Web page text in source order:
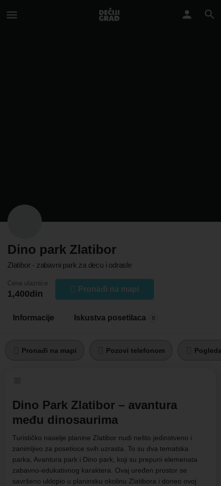
Dino park Zlatibor
Zlatibor - zabavni park za decu i odrasle
Cena ulaznice
1,400din Pronađi na mapi
Informacije Iskustva posetilaca 0
Pronađi na mapi Pozovi telefonom
Dino Park Zlatibor – avantura
među dinosaurima
Turističko naselje planine Zlatibor nudi nešto jedinstveno i
zanimljivo za posetioce svih uzrasta. To su dva tematska
parka, Avantura park i Dino park, koji su prepuni elemenata
zabavno-edukativnog karaktera. Ovaj uređen prostor se
savršeno uklopio u planinsku okolinu Zlatibora i doneo ovoj